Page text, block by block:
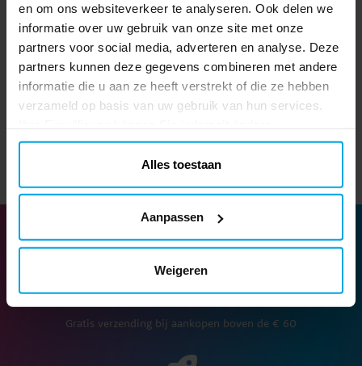
en om ons websiteverkeer te analyseren. Ook delen we
informatie over uw gebruik van onze site met onze
partners voor social media, adverteren en analyse. Deze
partners kunnen deze gegevens combineren met andere
informatie die u aan ze heeft verstrekt of die ze hebben
verzameld op basis van uw gebruik van hun services.
Alles toestaan
Aanpassen
Weigeren
Ballonnen - Roze 10
stuks
Prijs € 2,19
€ 2,19
TOEVOEGEN
Ballonnen - Goud 10
stuks
Prijs€ 2,29
TOEVOEGEN
Levering met DPD Home € 5,90
Gratis verzending bij aankopen boven de € 60